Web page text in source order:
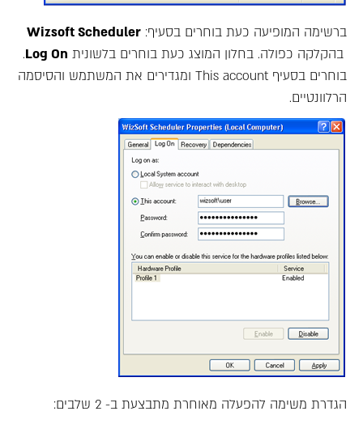
ברשימה המופיעה כעת בוחרים בסעיף: Wizsoft Scheduler
בהקלקה כפולה. בחלון המוצג כעת בוחרים בלשונית Log On
.
בוחרים בסעיף This account ומגדירים את המשתמש והסיסמה
הרלוונטיים.
הגדרת משימה להפעלה מאוחרת מתבצעת ב- 2 שלבים: